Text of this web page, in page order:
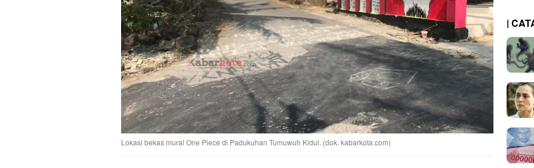
Lokasi bekas mural One Piece di Padukuhan Tumuwuh Kidul. (dok. kabarkota.com)
|